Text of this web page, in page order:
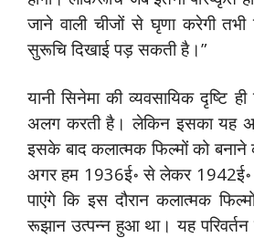
जाने वाली चीजों से घृणा करेगी तभी
सुरूचि दिखाई पड़ सकती है।”
यानी सिनेमा की व्यवसायिक दृष्टि
अलग करती है। लेकिन इसका यह
इसके बाद कलात्मक फिल्मों को
अगर हम 1936ई॰ से लेकर
पाएंगे कि इस दौरान कलात्मक
रूझान उत्पन्न हुआ था। यह परिवर्तन